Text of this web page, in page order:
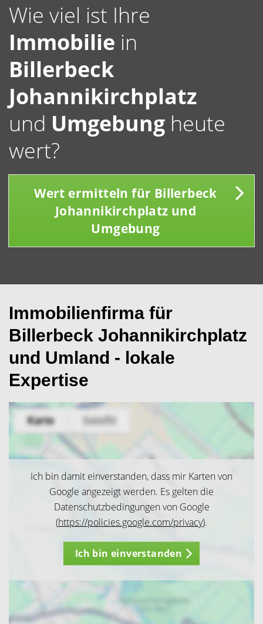
Wie viel ist Ihre
Immobilie in
Billerbeck
Johannikirchplatz
und Umgebung heute
wert?
Wert ermitteln für Billerbeck
Johannikirchplatz und
Umgebung
Immobilienfirma für
Billerbeck Johannikirchplatz
und Umland - lokale
Expertise
Ich bin damit einverstanden, dass mir Karten von
Google angezeigt werden. Es gelten die
Datenschutzbedingungen von Google
(https://policies.google.com/privacy).
Ich bin einverstanden